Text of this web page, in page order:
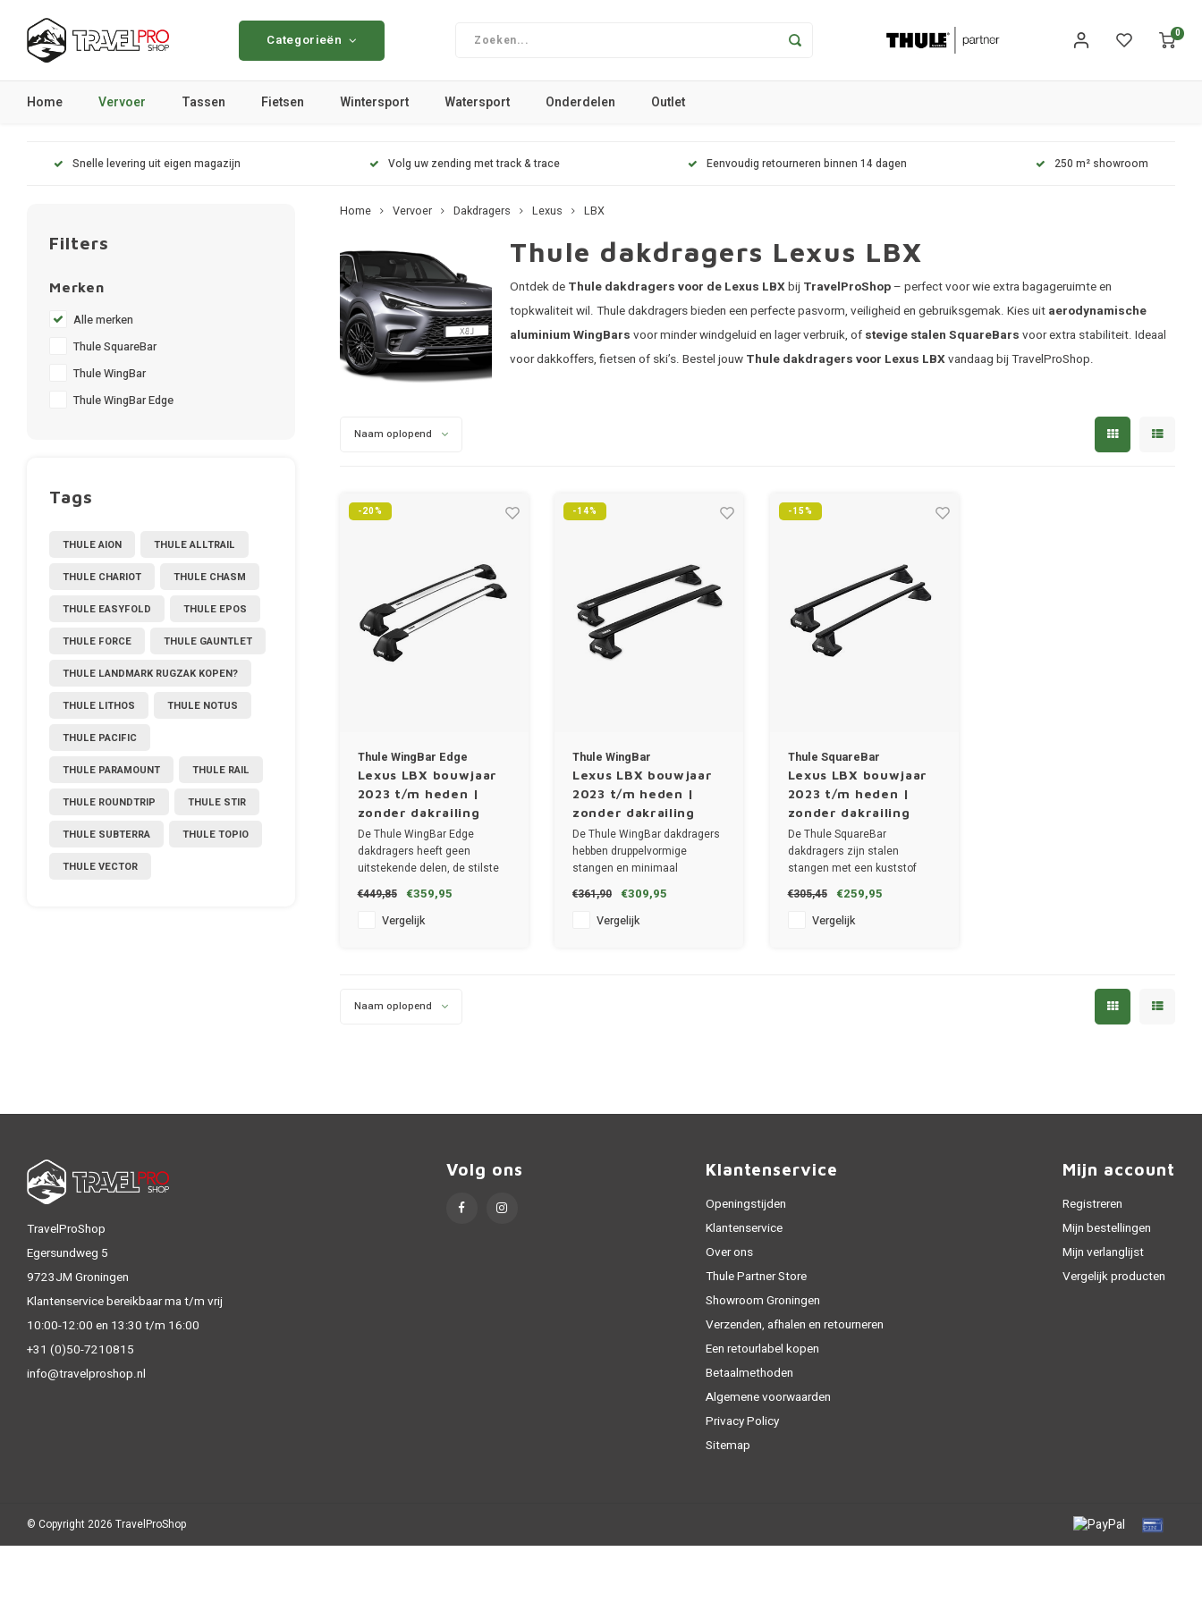
Categorieën 0
Home Vervoer Tassen Fietsen Wintersport Watersport Onderdelen Outlet
Snelle levering uit eigen magazijn Volg uw zending met track & trace Eenvoudig retourneren binnen 14 dagen 250 m² showroom
Filters
Merken
Alle merken
Thule SquareBar
Thule WingBar
Thule WingBar Edge
Tags
THULE AION THULE ALLTRAIL
THULE CHARIOT THULE CHASM
THULE EASYFOLD THULE EPOS
THULE FORCE THULE GAUNTLET
THULE LANDMARK RUGZAK KOPEN?
THULE LITHOS THULE NOTUS
THULE PACIFIC
THULE PARAMOUNT THULE RAIL
THULE ROUNDTRIP THULE STIR
THULE SUBTERRA THULE TOPIO
THULE VECTOR
Home Vervoer Dakdragers Lexus LBX
Thule dakdragers Lexus LBX
Ontdek de Thule dakdragers voor de Lexus LBXbij TravelProShop– perfect voor wie extra bagageruimte en
topkwaliteit wil. Thule dakdragers bieden een perfecte pasvorm, veiligheid en gebruiksgemak. Kies uit aerodynamische
aluminium WingBars voor minder windgeluid en lager verbruik, of stevige stalen SquareBars voor extra stabiliteit. Ideaal
voor dakkoffers, fietsen of ski’s. Bestel jouw Thule dakdragers voor Lexus LBXvandaag bij TravelProShop.
Naam oplopend
-20%
Thule WingBar Edge
Lexus LBX bouwjaar
2023 t/m heden |
zonder dakrailing
De Thule WingBar Edge
dakdragers heeft geen
uitstekende delen, de stilste
✔ set van 2 dragers
✔ stang breedte 8cm
€449,85 €359,95
Vergelijk
-14%
Thule WingBar
Lexus LBX bouwjaar
2023 t/m heden |
zonder dakrailing
De Thule WingBar dakdragers
hebben druppelvormige
stangen en minimaal
✔ set van 2 dragers
✔ stang breedte 8cm
€361,90 €309,95
Vergelijk
-15%
Thule SquareBar
Lexus LBX bouwjaar
2023 t/m heden |
zonder dakrailing
De Thule SquareBar
dakdragers zijn stalen
stangen met een kuststof
✔ set van 2 dragers
✔ stang breedte 3.2cm
€305,45 €259,95
Vergelijk
Naam oplopend
TravelProShop
Egersundweg 5
9723JM Groningen
Klantenservice bereikbaar ma t/m vrij
10:00-12:00 en 13:30 t/m 16:00
+31 (0)50-7210815
info@travelproshop.nl
Volg ons Klantenservice
Openingstijden
Klantenservice
Over ons
Thule Partner Store
Showroom Groningen
Verzenden, afhalen en retourneren
Een retourlabel kopen
Betaalmethoden
Algemene voorwaarden
Privacy Policy
Sitemap
Mijn account
Registreren
Mijn bestellingen
Mijn verlanglijst
Vergelijk producten
© Copyright 2026 TravelProShop